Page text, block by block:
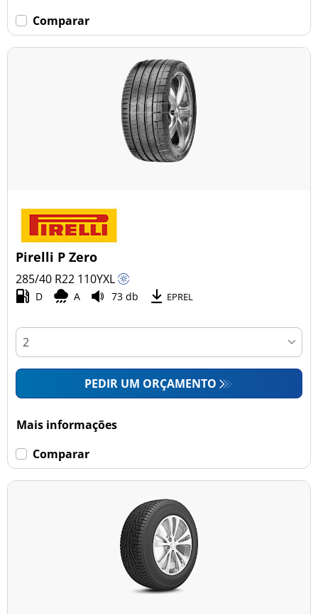
Comparar
Pirelli P Zero
285/40 R22 110YXL
D A 73 db EPREL
PEDIR UM ORÇAMENTO
Mais informações
Comparar